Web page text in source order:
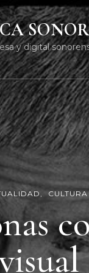
y digital
CULTURA